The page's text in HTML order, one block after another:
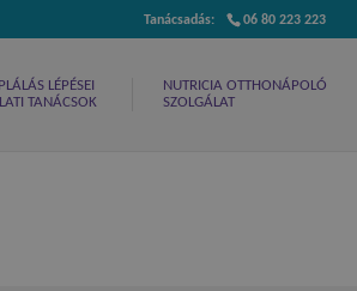
06 80 223 223
LÉPÉSEI
TANÁCSOK
NUTRICIA OTTHONÁPOLÓ
SZOLGÁLAT